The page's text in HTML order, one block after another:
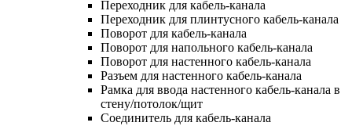
Переходник для кабель-канала
Переходник для плинтусного кабель-канала
Поворот для кабель-канала
Поворот для напольного кабель-канала
Поворот для настенного кабель-канала
Разъем для настенного кабель-канала
Рамка для ввода настенного кабель-канала в
стену/потолок/щит
Соединитель для кабель-канала